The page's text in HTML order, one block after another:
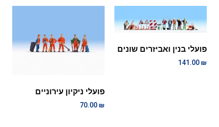
פועלי בנין ואביזרים שונים
141.00₪
פועלי ניקיון עירוניים
70.00₪